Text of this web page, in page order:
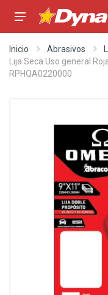
Inicio Abrasivos
Lija Seca Uso general
RPHQA0220000